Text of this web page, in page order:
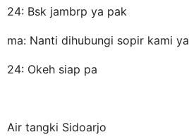
24: Bsk jambrp ya pak
ma: Nanti dihubungi sopir kami ya
24: Okeh siap pa
Air tangki Sidoarjo